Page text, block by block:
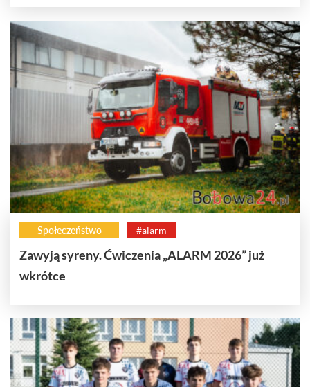
Społeczeństwo #alarm
Zawyją syreny. Ćwiczenia „ALARM 2026” już
wkrótce